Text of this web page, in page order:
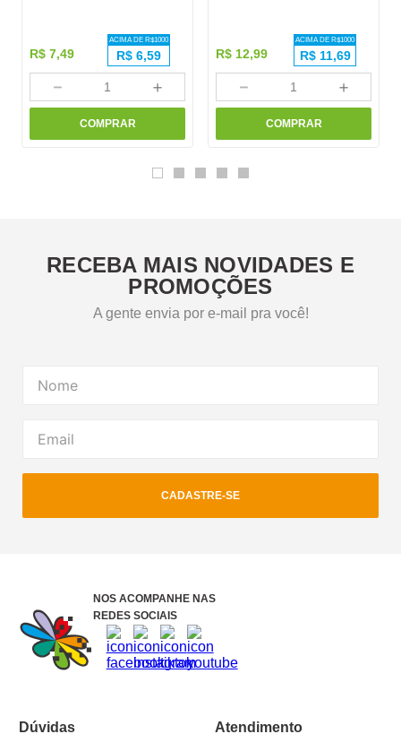
R$ 7,49
ACIMA DE R$1000
R$ 6,59
＋
－
COMPRAR
R$ 12,99
ACIMA DE R$1000
R$ 11,69
＋
－
COMPRAR
RECEBA MAIS NOVIDADES E
PROMOÇÕES
A gente envia por e-mail pra você!
CADASTRE-SE
NOS ACOMPANHE NAS
REDES SOCIAIS
Dúvidas Atendimento